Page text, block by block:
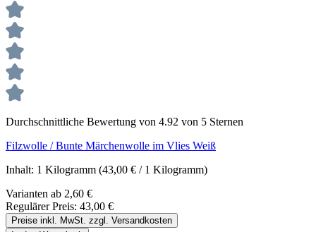
Durchschnittliche Bewertung von 4.92 von 5 Sternen
Filzwolle / Bunte Märchenwolle im Vlies Weiß
Inhalt: 1 Kilogramm (43,00 € / 1 Kilogramm)
Varianten ab 2,60 €
Regulärer Preis: 43,00 €
Preise inkl. MwSt. zzgl. Versandkosten